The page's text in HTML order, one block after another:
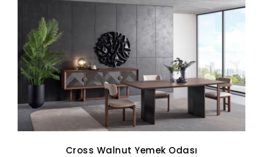
Cross Walnut Yemek Odası